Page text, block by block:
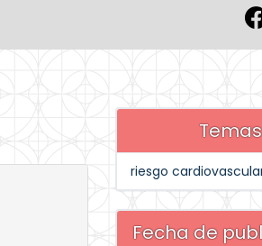
Temas
riesgo
Fecha de